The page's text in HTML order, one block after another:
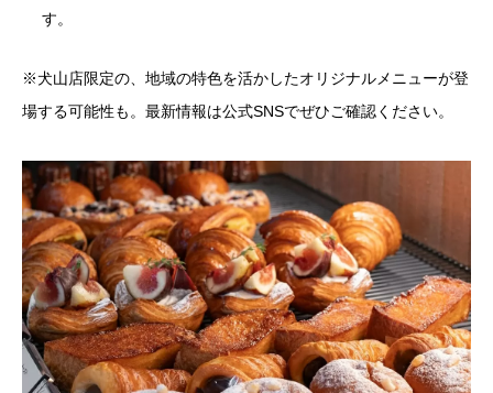
す。
※犬山店限定の、地域の特色を活かしたオリジナルメニューが登
場する可能性も。最新情報は公式SNSでぜひご確認ください。